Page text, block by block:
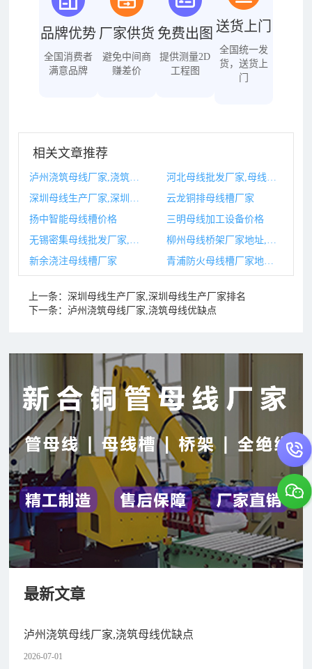
品牌优势
全国消费者
满意品牌
厂家供货
避免中间商
赚差价
免费出图
提供测量2D
工程图
送货上门
全国统一发
货，送货上
门
相关文章推荐
云龙铜排母线槽厂家
扬中智能母线槽价格
三明母线加工设备价格
新余浇注母线槽厂家
上一条：深圳母线生产厂家,深圳母线生产厂家排名
下一条：泸州浇筑母线厂家,浇筑母线优缺点
最新文章
泸州浇筑母线厂家,浇筑母线优缺点
2026-07-01